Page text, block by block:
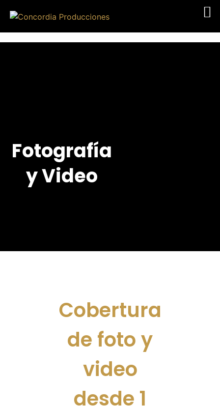
Fotografía
y Video
Cobertura
de foto y
video
desde 1